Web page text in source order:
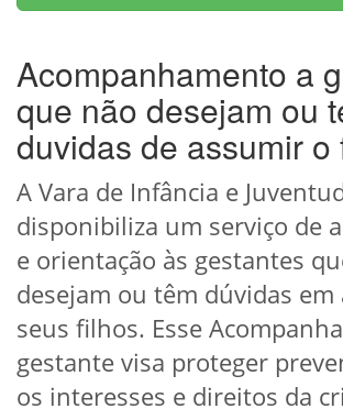
Acompanhamento a
que não desejam ou
duvidas de assumir o
A Vara de Infância e
disponibiliza um serviço de
e orientação às gestantes
desejam ou têm dúvidas
seus filhos. Esse
gestante visa proteger
os interesses e direitos da